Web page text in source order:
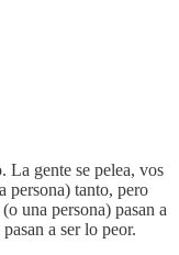
La gente se pelea, vos
persona) tanto, pero
una persona) pasan a
a ser lo peor.